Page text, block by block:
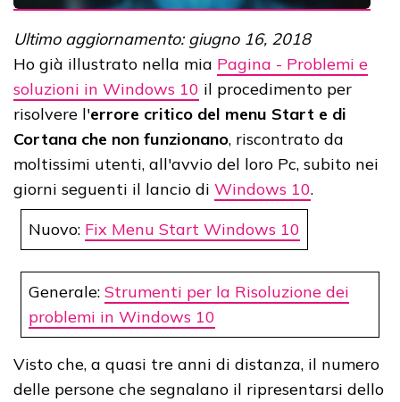
Ultimo aggiornamento: giugno 16, 2018
Ho già illustrato nella mia Pagina - Problemi e
soluzioni in Windows 10 il procedimento per
risolvere l'errore critico del menu Start e di
Cortana che non funzionano, riscontrato da
moltissimi utenti, all'avvio del loro Pc, subito nei
giorni seguenti il lancio di Windows 10.
Nuovo: Fix Menu Start Windows 10
Generale: Strumenti per la Risoluzione dei
problemi in Windows 10
Visto che, a quasi tre anni di distanza, il numero
delle persone che segnalano il ripresentarsi dello